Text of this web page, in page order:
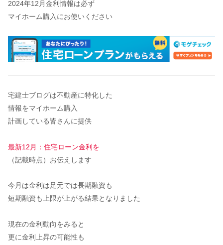
2024年12月金利情報は必ず
マイホーム購入にお使いください
宅建士ブログは不動産に特化した
情報をマイホーム購入
計画している皆さんに提供
最新12月：住宅ローン金利を
（記載時点）お伝えします
今月は金利は足元では長期融資も
短期融資も上限が上がる結果となりました
現在の金利動向をみると
更に金利上昇の可能性も